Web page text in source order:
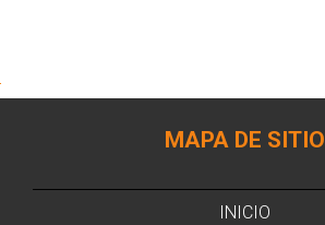
MAPA DE SITIO
INICIO